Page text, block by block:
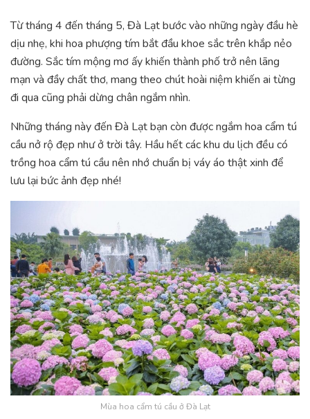
Từ tháng 4 đến tháng 5, Đà Lạt bước vào những ngày đầu hè
dịu nhẹ, khi hoa phượng tím bắt đầu khoe sắc trên khắp nẻo
đường. Sắc tím mộng mơ ấy khiến thành phố trở nên lãng
mạn và đầy chất thơ, mang theo chút hoài niệm khiến ai từng
đi qua cũng phải dừng chân ngắm nhìn.
Những tháng này đến Đà Lạt bạn còn được ngắm hoa cẩm tú
cầu nở rộ đẹp như ở trời tây. Hầu hết các khu du lịch đều có
trồng hoa cẩm tú cầu nên nhớ chuẩn bị váy áo thật xinh để
lưu lại bức ảnh đẹp nhé!
Mùa hoa cẩm tú cầu ở Đà Lạt